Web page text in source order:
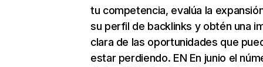
tu competencia, evalúa la
su perfil de backlinks y obtén una
clara de las oportunidades que
estar perdiendo. EN En junio el